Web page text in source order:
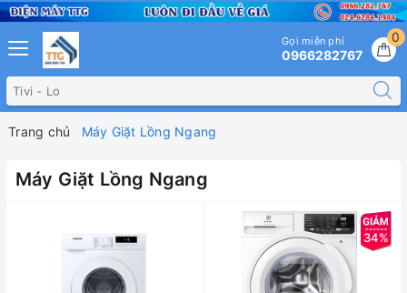
0
Gọi miễn phí
0966282767
Trang chủ Máy Giặt Lồng Ngang
Máy Giặt Lồng Ngang
34%